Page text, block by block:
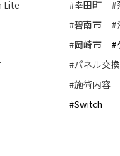
Lite
#幸田町
#
#碧南市
#
#岡崎市
#
#パネル交換
#施術内容
#Switch